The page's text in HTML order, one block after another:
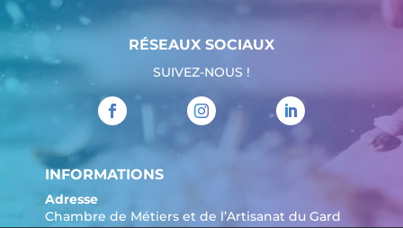
RÉSEAUX SOCIAUX
SUIVEZ-NOUS !
INFORMATIONS
Adresse
Chambre de Métiers et de l’Artisanat du Gard